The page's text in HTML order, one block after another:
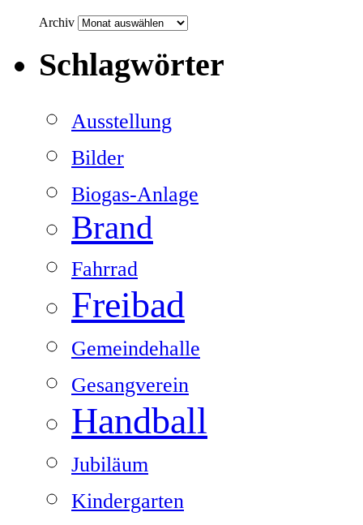
Archiv
Schlagwörter
Ausstellung
Bilder
Biogas-Anlage
Brand
Fahrrad
Freibad
Gemeindehalle
Gesangverein
Handball
Jubiläum
Kindergarten